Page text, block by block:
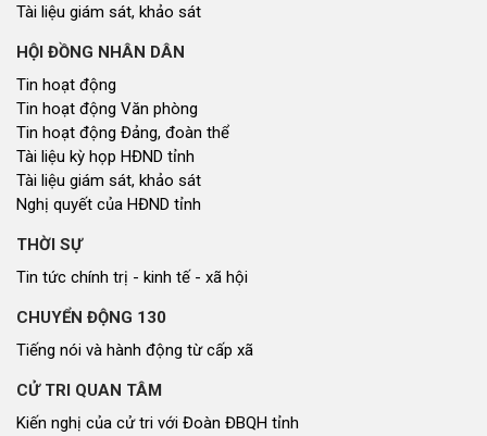
Tài liệu giám sát, khảo sát
HỘI ĐỒNG NHÂN DÂN
Tin hoạt động
Tin hoạt động Văn phòng
Tin hoạt động Đảng, đoàn thể
Tài liệu kỳ họp HĐND tỉnh
Tài liệu giám sát, khảo sát
Nghị quyết của HĐND tỉnh
THỜI SỰ
Tin tức chính trị - kinh tế - xã hội
CHUYỂN ĐỘNG 130
Tiếng nói và hành động từ cấp xã
CỬ TRI QUAN TÂM
Kiến nghị của cử tri với Đoàn ĐBQH tỉnh